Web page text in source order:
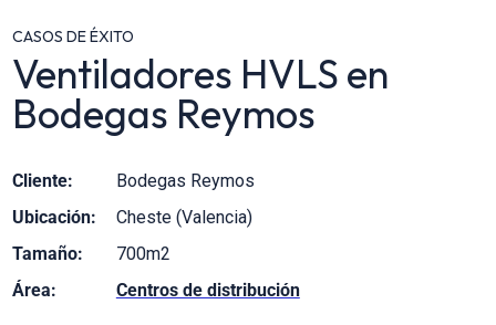
CASOS DE ÉXITO
Ventiladores HVLS en
Bodegas Reymos
Cliente:
Bodegas Reymos
Ubicación:
Cheste (Valencia)
Tamaño:
700m2
Área:
Centros de distribución